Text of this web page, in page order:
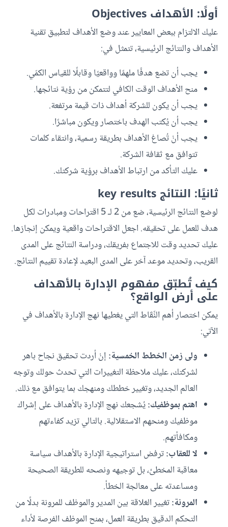
أولًا: الأهداف Objectives
عليك الالتزام ببعض المعايير عند وضع الأهداف لتطبيق تقنية
الأهداف والنتائج الرئيسية، تتمثل في:
يجب أن تضع هدفًا ملهمًا وواقعيًا وقابلًا للقياس الكمّي.
منح الأهداف الوقت الكافي لتتمكن من رؤية نتائجها.
يجب أن يكون للشركة أهداف ذات قيمة مرتفعة.
يجب أن يُكتب الهدف باختصار ويكون مباشرًا.
يجب أنْ تُصاغ الأهداف بطريقة رسمية، وانتقاء كلمات
تتوافق مع ثقافة الشركة.
عليك التأكد من ارتباط الأهداف برؤية شركتك.
ثانيًا: النتائج key results
لوضع النتائج الرئيسية، ضع من 2 لـ 5 اقتراحات ومبادرات لكل
هدف للعمل على تحقيقه. اجعل الاقتراحات واقعية ويمكن إنجازها.
عليك تحديد وقت للاجتماع بفريقك، ودراسة النتائج على المدى
القريب، وتحديد موعد آخر على المدى البعيد لإعادة تقييم النتائج.
كيف تُطبّق مفهوم الإدارة بالأهداف
على أرض الواقع؟
يمكن اختصار أهم النِّقَاط التي يغطيها نهج الإدارة بالأهداف في
الآتي:
ولى زمن الخطط الخمسية: إنْ أردت تحقيق نجاح باهر
لشركتك، عليك ملاحظة التغييرات التي تحدث حولك وتوجه
العالم الجديد، وتغيير خططك ومنهجك بما يتوافق مع ذلك.
اهتم بموظفيك:يُشجعك نهج الإدارة بالأهداف على إشراك
موظفيك ومنحهم الاستقلالية. بالتالي تزيد كفاءتهم
ومكافأتهم.
لا للعقاب:ترفض استراتيجية الإدارة بالأهداف سياسة
معاقبة المخطئ، بل توجيهه ونصحه للطريقة الصحيحة
ومساعدته على معالجة الخطأ.
المرونة:تغيير العَلاقة بين المدير والموظف للمرونة بدلًا من
التحكم الدقيق بطريقة العمل، بمنح الموظف الفرصة لأداء